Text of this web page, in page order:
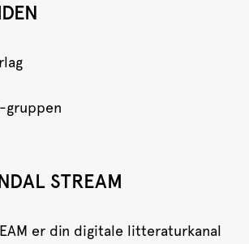
gruppen
STREAM
er din digitale litteraturkanal